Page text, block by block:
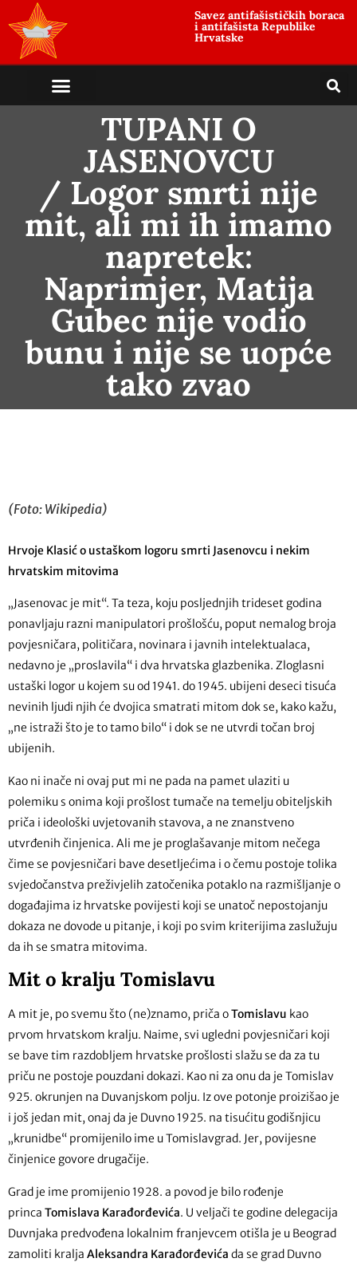
Savez antifašističkih boraca
i antifašista Republike
Hrvatske
TUPANI O
JASENOVCU
/ Logor smrti nije
mit, ali mi ih imamo
napretek:
Naprimjer, Matija
Gubec nije vodio
bunu i nije se uopće
tako zvao
(Foto: Wikipedia)
Hrvoje Klasić o ustaškom logoru smrti Jasenovcu i nekim
hrvatskim mitovima
„Jasenovac je mit“. Ta teza, koju posljednjih trideset godina
ponavljaju razni manipulatori prošlošću, poput nemalog broja
povjesničara, političara, novinara i javnih intelektualaca,
nedavno je „proslavila“ i dva hrvatska glazbenika. Zloglasni
ustaški logor u kojem su od 1941. do 1945. ubijeni deseci tisuća
nevinih ljudi njih će dvojica smatrati mitom dok se, kako kažu,
„ne istraži što je to tamo bilo“ i dok se ne utvrdi točan broj
ubijenih.
Kao ni inače ni ovaj put mi ne pada na pamet ulaziti u
polemiku s onima koji prošlost tumače na temelju obiteljskih
priča i ideološki uvjetovanih stavova, a ne znanstveno
utvrđenih činjenica. Ali me je proglašavanje mitom nečega
čime se povjesničari bave desetljećima i o čemu postoje tolika
svjedočanstva preživjelih zatočenika potaklo na razmišljanje o
događajima iz hrvatske povijesti koji se unatoč nepostojanju
dokaza ne dovode u pitanje, i koji po svim kriterijima zaslužuju
da ih se smatra mitovima.
Mit o kralju Tomislavu
A mit je, po svemu što (ne)znamo, priča oTomislavu kao
prvom hrvatskom kralju. Naime, svi ugledni povjesničari koji
se bave tim razdobljem hrvatske prošlosti slažu se da za tu
priču ne postoje pouzdani dokazi. Kao ni za onu da je Tomislav
925. okrunjen na Duvanjskom polju. Iz ove potonje proizišao je
i još jedan mit, onaj da je Duvno 1925. na tisućitu godišnjicu
„krunidbe“ promijenilo ime u Tomislavgrad. Jer, povijesne
činjenice govore drugačije.
Grad je ime promijenio 1928. a povod je bilo rođenje
princa Tomislava Karađorđevića. U veljači te godine delegacija
Duvnjaka predvođena lokalnim franjevcem otišla je u Beograd
zamoliti kralja Aleksandra Karađorđevića da se grad Duvno